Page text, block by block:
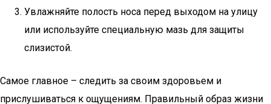
Увлажняйте полость носа перед выходом на улицу
или используйте специальную мазь для защиты
слизистой.
Самое главное – следить за своим здоровьем и
прислушиваться к ощущениям. Правильный образ жизни